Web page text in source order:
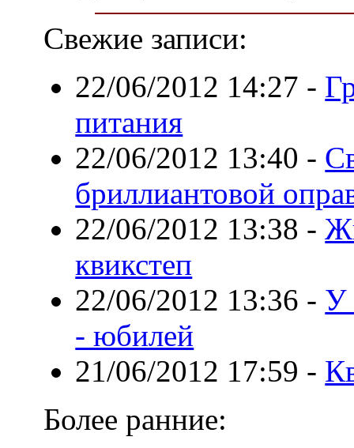
Свежие записи:
22/06/2012 14:27 -
питания
22/06/2012 13:40 -
бриллиантовой
22/06/2012 13:38 -
квикстеп
22/06/2012 13:36 - У
- юбилей
21/06/2012 17:59 -
Более ранние: